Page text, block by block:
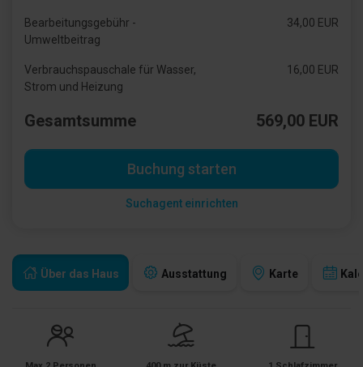
Über das Haus Ausstattung Karte
Bearbeitungsgebühr -
Umweltbeitrag
34,00 EUR
Verbrauchspauschale für Wasser,
Strom und Heizung
16,00 EUR
Gesamtsumme 569,00 EUR
Buchung starten
Suchagent einrichten